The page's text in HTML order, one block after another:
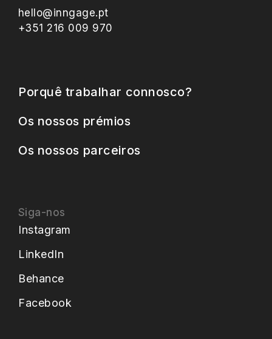
hello@inngage.pt
+351 216 009 970
Porquê trabalhar connosco?
Os nossos prémios
Os nossos parceiros
Siga-nos
Instagram
LinkedIn
Behance
Facebook